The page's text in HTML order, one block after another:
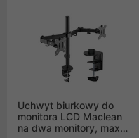
Uchwyt biurkowy do
monitora LCD Maclean
na dwa monitory, max